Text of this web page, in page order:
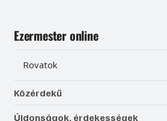
Ezermester online
Rovatok
Közérdekű
Újdonságok, érdekességek